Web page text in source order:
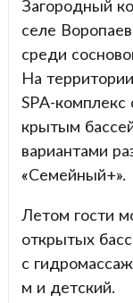
Загородный
селе
среди
На
SPA-
крытым
вариантами
«Семейный+».
Летом гости
открытых
с
м и детский.